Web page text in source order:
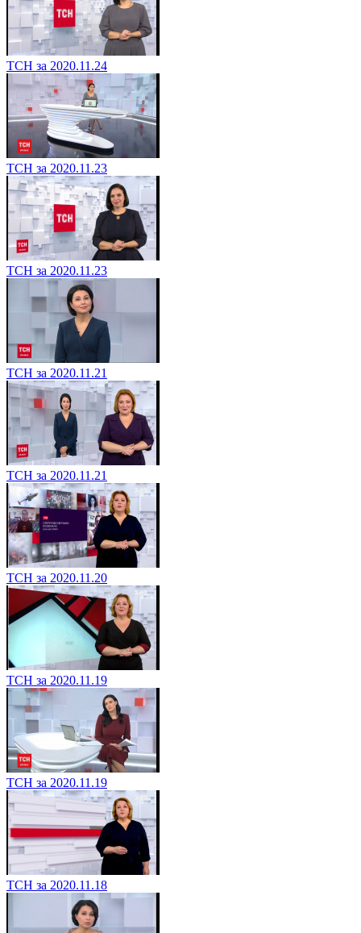
ТСН за 2020.11.24
ТСН за 2020.11.23
ТСН за 2020.11.23
ТСН за 2020.11.21
ТСН за 2020.11.21
ТСН за 2020.11.20
ТСН за 2020.11.19
ТСН за 2020.11.19
ТСН за 2020.11.18